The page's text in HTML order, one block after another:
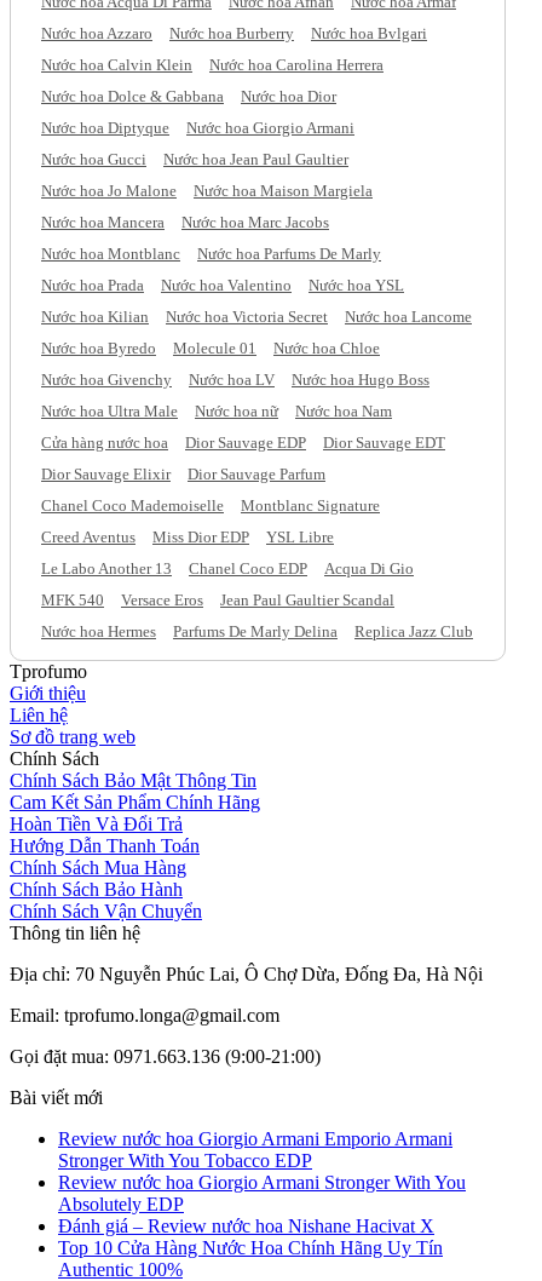
Nước hoa Azzaro
Nước hoa Burberry
Nước hoa Bvlgari
Nước hoa Calvin Klein
Nước hoa Carolina Herrera
Nước hoa Dolce & Gabbana
Nước hoa Dior
Nước hoa Diptyque
Nước hoa Giorgio Armani
Nước hoa Gucci
Nước hoa Jean Paul Gaultier
Nước hoa Jo Malone
Nước hoa Maison Margiela
Nước hoa Mancera
Nước hoa Marc Jacobs
Nước hoa Montblanc
Nước hoa Parfums De Marly
Nước hoa Prada
Nước hoa Valentino
Nước hoa YSL
Nước hoa Kilian
Nước hoa Victoria Secret
Nước hoa Lancome
Nước hoa Byredo
Molecule 01
Nước hoa Chloe
Nước hoa Givenchy
Nước hoa LV
Nước hoa Hugo Boss
Nước hoa Ultra Male
Nước hoa nữ
Nước hoa Nam
Cửa hàng nước hoa
Dior Sauvage EDP
Dior Sauvage EDT
Dior Sauvage Elixir
Dior Sauvage Parfum
Chanel Coco Mademoiselle
Montblanc Signature
Creed Aventus
Miss Dior EDP
YSL Libre
Le Labo Another 13
Chanel Coco EDP
Acqua Di Gio
MFK 540
Versace Eros
Jean Paul Gaultier Scandal
Nước hoa Hermes
Parfums De Marly Delina Replica Jazz Club
Tprofumo
Giới thiệu
Liên hệ
Sơ đồ trang web
Chính Sách
Chính Sách Bảo Mật Thông Tin
Cam Kết Sản Phẩm Chính Hãng
Hoàn Tiền Và Đổi Trả
Hướng Dẫn Thanh Toán
Chính Sách Mua Hàng
Chính Sách Bảo Hành
Chính Sách Vận Chuyển
Thông tin liên hệ
Địa chỉ: 70 Nguyễn Phúc Lai, Ô Chợ Dừa, Đống Đa, Hà Nội
Email: tprofumo.longa@gmail.com
Gọi đặt mua: 0971.663.136 (9:00-21:00)
Bài viết mới
Review nước hoa Giorgio Armani Emporio Armani
Stronger With You Tobacco EDP
Review nước hoa Giorgio Armani Stronger With You
Absolutely EDP
Đánh giá – Review nước hoa Nishane Hacivat X
Top 10 Cửa Hàng Nước Hoa Chính Hãng Uy Tín
Authentic 100%